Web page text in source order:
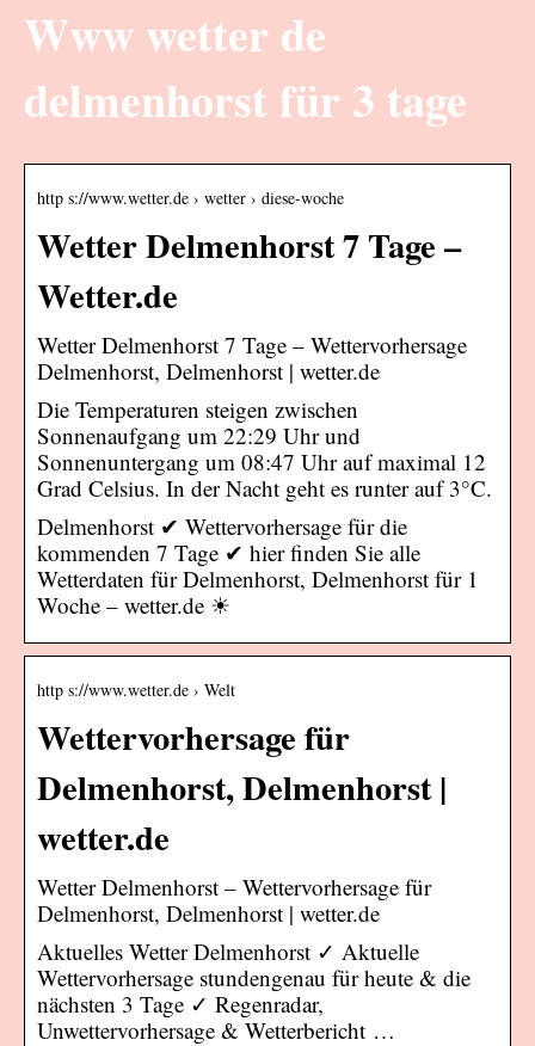
Www wetter de
delmenhorst für 3 tage
http s://www.wetter.de › wetter › diese-woche
Wetter Delmenhorst 7 Tage –
Wetter.de
Wetter Delmenhorst 7 Tage – Wettervorhersage
Delmenhorst, Delmenhorst | wetter.de
Die Temperaturen steigen zwischen
Sonnenaufgang um 22:29 Uhr und
Sonnenuntergang um 08:47 Uhr auf maximal 12
Grad Celsius. In der Nacht geht es runter auf 3°C.
Delmenhorst ✔ Wettervorhersage für die
kommenden 7 Tage ✔ hier finden Sie alle
Wetterdaten für Delmenhorst, Delmenhorst für 1
Woche – wetter.de ☀
http s://www.wetter.de › Welt
Wettervorhersage für
Delmenhorst, Delmenhorst |
wetter.de
Wetter Delmenhorst – Wettervorhersage für
Delmenhorst, Delmenhorst | wetter.de
Aktuelles Wetter Delmenhorst ✓ Aktuelle
Wettervorhersage stundengenau für heute & die
nächsten 3 Tage ✓ Regenradar,
Unwettervorhersage & Wetterbericht …